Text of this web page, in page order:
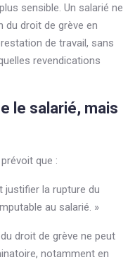
sensible. Un salarié ne
du droit de grève en
de travail, sans
revendications
le salarié, mais
que :
justifier la rupture du
au salarié. »
droit de grève ne peut
notamment en